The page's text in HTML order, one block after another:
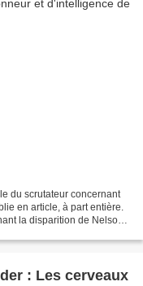
du scrutateur concernant
en article, à part entière.
la disparition de Nelson
: Les cerveaux